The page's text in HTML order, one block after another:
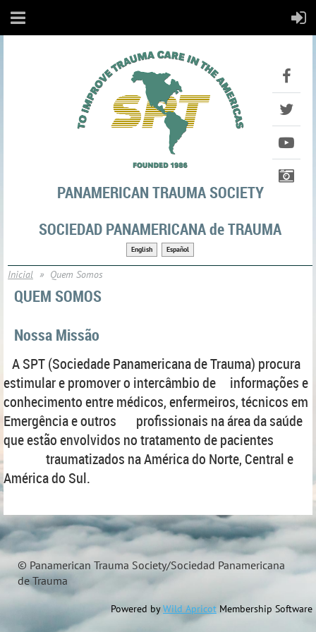
PANAMERICAN TRAUMA SOCIETY
SOCIEDAD PANAMERICANA de TRAUMA
English Español
Inicial Quem Somos
QUEM SOMOS
Nossa Missão
A SPT (Sociedade Panamericana de Trauma) procura
estimular e promover o intercâmbio de informações e
conhecimento entre médicos, enfermeiros, técnicos em
Emergência e outros profissionais na área da saúde
que estão envolvidos no tratamento de pacientes
traumatizados na América do Norte, Central e
América do Sul.
© Panamerican Trauma Society/Sociedad Panamericana
de Trauma
Powered byWild Apricot Membership Software